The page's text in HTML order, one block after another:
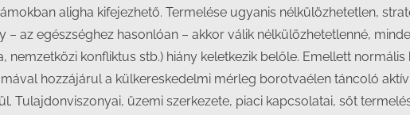
aligha kifejezhető. Termelése ugyanis nélkülözhetetlen,
– az egészséghez hasonlóan – akkor válik nélkülözhetetlenné,
nemzetközi konfliktus stb.) hiány keletkezik belőle. Emellett
hozzájárul a külkereskedelmi mérleg borotvaélen táncoló
Tulajdonviszonyai, üzemi szerkezete, piaci kapcsolatai, sőt